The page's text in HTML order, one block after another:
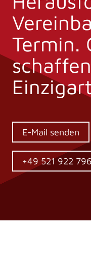
Termin.
E-Mail senden
+49 521 922